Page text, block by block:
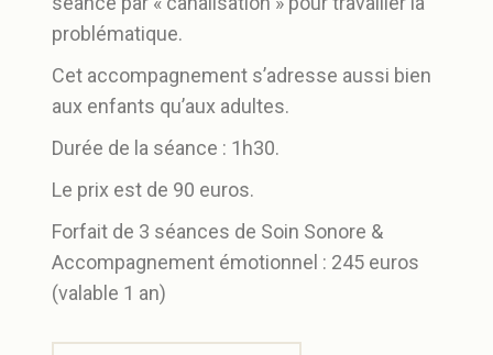
problématique.
Cet accompagnement s’adresse aussi bien
aux enfants qu’aux adultes.
Durée de la séance : 1h30.
Le prix est de 90 euros.
Forfait de 3 séances de Soin Sonore &
Accompagnement émotionnel : 245 euros
(valable 1 an)